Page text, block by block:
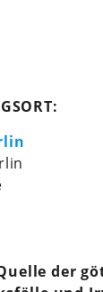
der